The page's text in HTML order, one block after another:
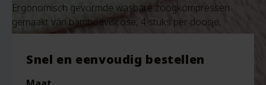
Ergonomisch gevormde wasbare zoogkompressen
gemaakt van bamboeviscose, 4 stuks per doosje.
Snel en eenvoudig bestellen